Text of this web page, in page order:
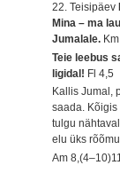
22. Teisipäev
Mina – ma
Jumalale.
Teie leebus
ligidal! Fl 4,5
Kallis Jumal,
saada. Kõigis
tulgu
elu üks
Am